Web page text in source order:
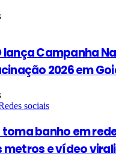
lança Campanha
2026 em
toma banho em
metros e vídeo